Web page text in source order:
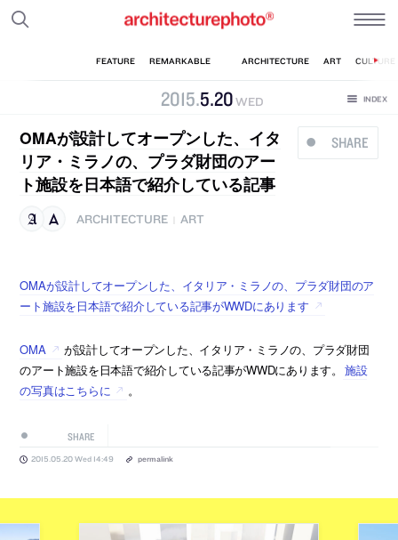
2015.5.20 WED
SHARE
OMAが設計してオープンした、イタ
リア・ミラノの、プラダ財団のアー
ト施設を日本語で紹介している記事
ARCHITECTURE ART
OMAが設計してオープンした、イタリア・ミラノの、プラダ財団のア
ート施設を日本語で紹介している記事がWWDにあります
OMA
が設計してオープンした、イタリア・ミラノの、プラダ財団
のアート施設を日本語で紹介している記事がWWDにあります。 施設
の写真はこちらに
。
SHARE
2015.05.20 Wed 14:49 permalink